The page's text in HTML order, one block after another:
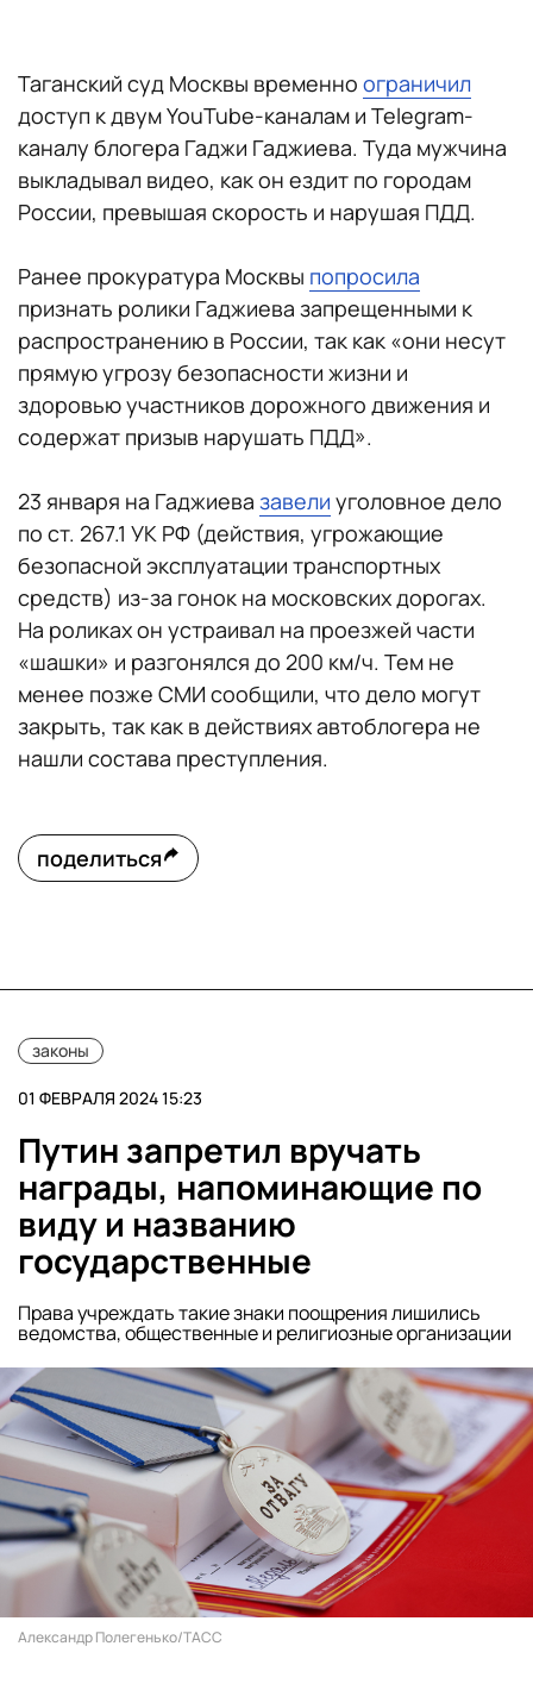
Таганский суд Москвы временно ограничил
доступ к двум YouTube-каналам и Telegram-
каналу блогера Гаджи Гаджиева. Туда мужчина
выкладывал видео, как он ездит по городам
России, превышая скорость и нарушая ПДД.
Ранее прокуратура Москвы попросила
признать ролики Гаджиева запрещенными к
распространению в России, так как «они несут
прямую угрозу безопасности жизни и
здоровью участников дорожного движения и
содержат призыв нарушать ПДД».
23 января на Гаджиева завели уголовное дело
по ст. 267.1 УК РФ (действия, угрожающие
безопасной эксплуатации транспортных
средств) из-за гонок на московских дорогах.
На роликах он устраивал на проезжей части
«шашки» и разгонялся до 200 км/ч. Тем не
менее позже СМИ сообщили, что дело могут
закрыть, так как в действиях автоблогера не
нашли состава преступления.
поделиться
законы
01 ФЕВРАЛЯ 2024 15:23
Путин запретил вручать
награды, напоминающие по
виду и названию
государственные
Права учреждать такие знаки поощрения лишились
ведомства, общественные и религиозные организации
Александр Полегенько/ТАСС